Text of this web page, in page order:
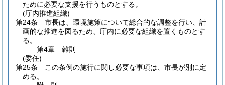
ために必要な支援を行うものとする。
(庁内推進組織)
第24条
市長は、環境施策について総合的な調整を行い、計
画的な推進を図るため、庁内に必要な組織を置くものとす
る。
第4章
雑則
(委任)
第25条
この条例の施行に関し必要な事項は、市長が別に定
める。